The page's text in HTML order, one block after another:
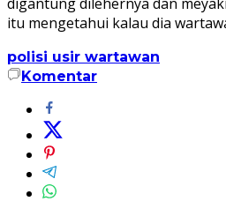
itu mengetahui kalau dia
polisi usir wartawan
Komentar